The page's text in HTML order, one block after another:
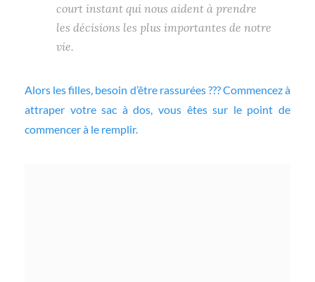
court instant qui nous aident à prendre
les décisions les plus importantes de notre
vie.
Alors les filles, besoin d’être rassurées ??? Commencez à
attraper votre sac à dos, vous êtes sur le point de
commencer à le remplir.